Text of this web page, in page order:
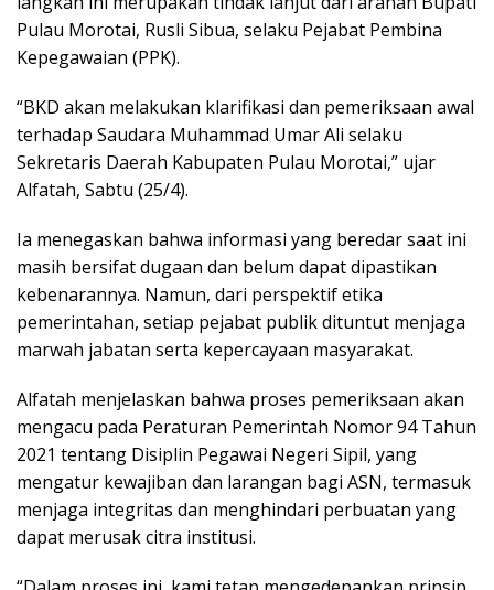
Pulau Morotai, Rusli Sibua, selaku Pejabat Pembina
Kepegawaian (PPK).
“BKD akan melakukan klarifikasi dan pemeriksaan awal
terhadap Saudara Muhammad Umar Ali selaku
Sekretaris Daerah Kabupaten Pulau Morotai,” ujar
Alfatah, Sabtu (25/4).
Ia menegaskan bahwa informasi yang beredar saat ini
masih bersifat dugaan dan belum dapat dipastikan
kebenarannya. Namun, dari perspektif etika
pemerintahan, setiap pejabat publik dituntut menjaga
marwah jabatan serta kepercayaan masyarakat.
Alfatah menjelaskan bahwa proses pemeriksaan akan
mengacu pada Peraturan Pemerintah Nomor 94 Tahun
2021 tentang Disiplin Pegawai Negeri Sipil, yang
mengatur kewajiban dan larangan bagi ASN, termasuk
menjaga integritas dan menghindari perbuatan yang
dapat merusak citra institusi.